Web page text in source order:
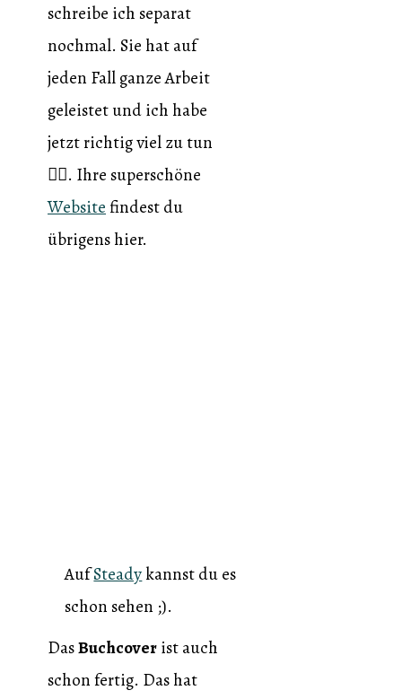
schreibe ich separat
nochmal. Sie hat auf
jeden Fall ganze Arbeit
geleistet und ich habe
jetzt richtig viel zu tun
🙆‍♀️. Ihre superschöne
Website findest du
übrigens hier.
AufSteadykannst du es
schon sehen ;).
DasBuchcoverist auch
schon fertig. Das hat